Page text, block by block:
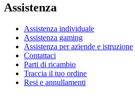
Assistenza
Assistenza individuale
Assistenza gaming
Assistenza per aziende e istruzione
Contattaci
Parti di ricambio
Traccia il tuo ordine
Resi e annullamenti